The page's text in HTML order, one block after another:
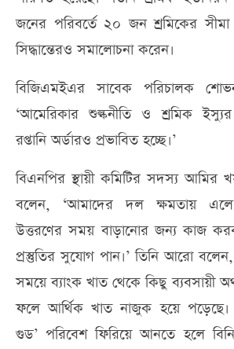
জনের পরিবর্তে ২০ জন শ্রমিকের সীমা
সিদ্ধান্তেরও সমালোচনা করেন।
বিজিএমইএর সাবেক পরিচালক
‘আমেরিকার শুল্কনীতি ও শ্রমিক
রপ্তানি অর্ডারও প্রভাবিত হচ্ছে।’
বিএনপির স্থায়ী কমিটির সদস্য আমির
বলেন, ‘আমাদের দল ক্ষমতায়
উত্তরণের সময় বাড়ানোর জন্য কাজ
প্রস্তুতির সুযোগ পান।’ তিনি আরো
সময়ে ব্যাংক খাত থেকে কিছু ব্যবসায়ী
ফলে আর্থিক খাত নাজুক হয়ে পড়েছে।
গুড’ পরিবেশ ফিরিয়ে আনতে হলে